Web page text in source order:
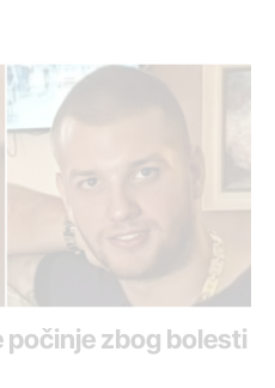
počinje zbog bolesti